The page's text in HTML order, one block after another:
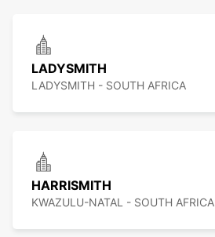
LADYSMITH
LADYSMITH - SOUTH AFRICA
HARRISMITH
KWAZULU-NATAL - SOUTH AFRICA